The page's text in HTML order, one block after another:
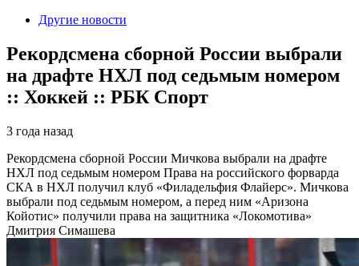
Другие новости
Рекордсмена сборной России выбрали
на драфте НХЛ под седьмым номером
:: Хоккей :: РБК Спорт
3 года назад
Рекордсмена сборной России Мичкова выбрали на драфте
НХЛ под седьмым номером Права на российского форварда
СКА в НХЛ получил клуб «Филадельфия Флайерс». Мичкова
выбрали под седьмым номером, а перед ним «Аризона
Койотис» получили права на защитника «Локомотива»
Дмитрия Симашева